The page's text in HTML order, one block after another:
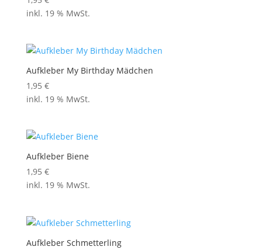
inkl. 19 % MwSt.
Aufkleber My Birthday Mädchen
1,95 €
inkl. 19 % MwSt.
Aufkleber Biene
1,95 €
inkl. 19 % MwSt.
Aufkleber Schmetterling